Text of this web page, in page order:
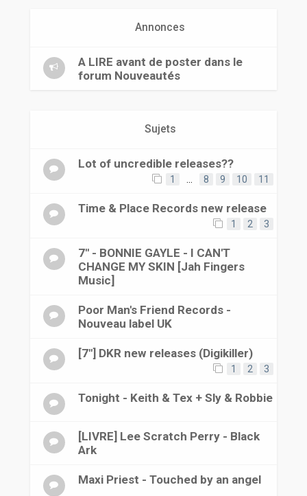
Annonces
A LIRE avant de poster dans le
forum Nouveautés
Sujets
Lot of uncredible releases??
1 8 9 10 11
Time & Place Records new release
1 2 3
7'' - BONNIE GAYLE - I CAN'T
CHANGE MY SKIN [Jah Fingers
Music]
Poor Man's Friend Records -
Nouveau label UK
[7"] DKR new releases (Digikiller)
1 2 3
Tonight - Keith & Tex + Sly & Robbie
[LIVRE] Lee Scratch Perry - Black
Ark
Maxi Priest - Touched by an angel